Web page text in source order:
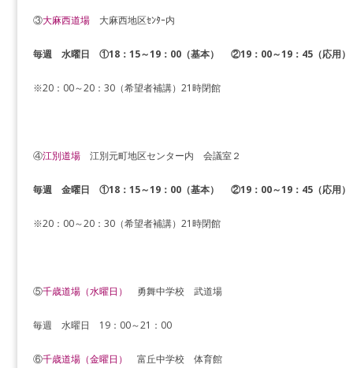
③大麻西道場大麻西地区ｾﾝﾀｰ内
毎週 水曜日 ①18：15～19：00（基本） ②19：00～19：45（応用）
※20：00～20：30（希望者補講）21時閉館
④江別道場江別元町地区センター内 会議室２
毎週 金曜日 ①18：15～19：00（基本） ②19：00～19：45（応用）
※20：00～20：30（希望者補講）21時閉館
⑤千歳道場（水曜日） 勇舞中学校 武道場
毎週 水曜日 19：00～21：00
⑥千歳道場（金曜日） ​富丘中学校 体育館